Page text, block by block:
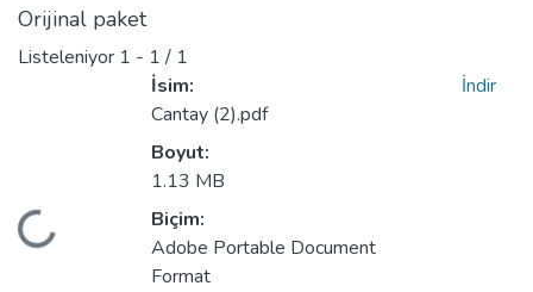
Orijinal paket
Listeleniyor 1 - 1 / 1
Yükleniyor...
İsim:
Cantay (2).pdf
Boyut:
1.13 MB
Biçim:
Adobe Portable Document
Format
İndir